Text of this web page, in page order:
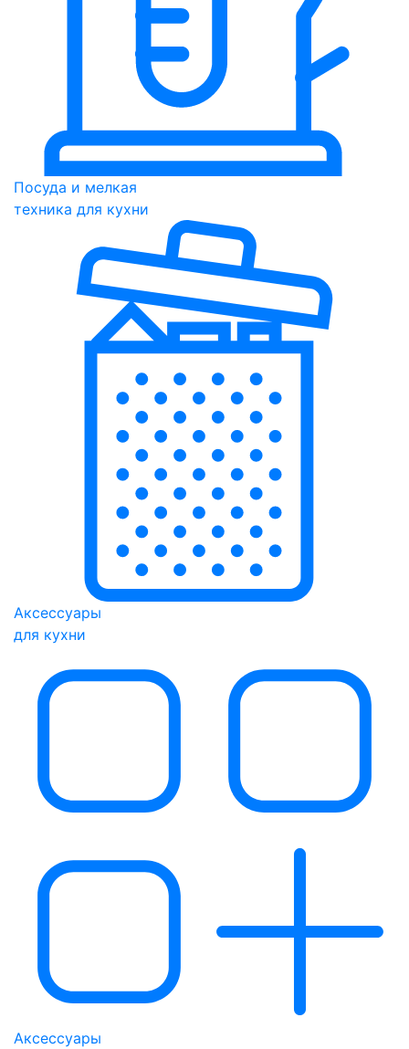
Посуда и мелкая
техника для кухни
Аксессуары
для кухни
Аксессуары